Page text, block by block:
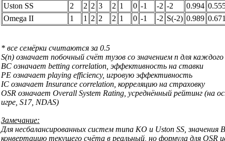
Uston SS
2 2 2 3 2 1 0 -1 -2 -2 0.994
Omega II
1 1 2 2 2 1 0 -1 -2 S(-2) 0.989
* все семёрки считаются за 0.5
S(n) означает побочный счёт тузов со значением n для
BC означает betting correlation, эффективность на ставки
PE означает playing efficiency, игровую эффективность
IC означает Insurance correlation, корреляцию на страховку
OSR означает Overall System Rating, усреднённый рейтинг (на
игре, S17, NDAS)
Замечание:
Для несбалансированных систем типа KO и Uston SS, значения
конвертацию текущего счёта в реальный, но формула для OSR